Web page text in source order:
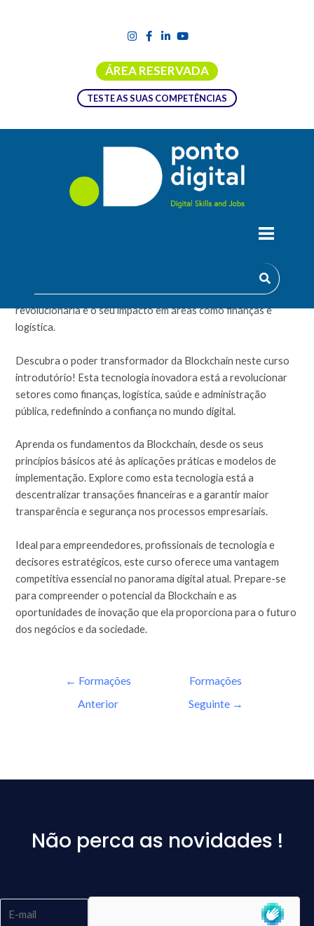
ÁREA RESERVADA
TESTE AS SUAS COMPETÊNCIAS
Mergulha no universo da Blockchain com o nosso curso
introdutório! Descobre os alicerces desta tecnologia
revolucionária e o seu impacto em áreas como finanças e
logística.
Descubra o poder transformador da Blockchain neste curso
introdutório! Esta tecnologia inovadora está a revolucionar
setores como finanças, logística, saúde e administração
pública, redefinindo a confiança no mundo digital.
Aprenda os fundamentos da Blockchain, desde os seus
princípios básicos até às aplicações práticas e modelos de
implementação. Explore como esta tecnologia está a
descentralizar transações financeiras e a garantir maior
transparência e segurança nos processos empresariais.
Ideal para empreendedores, profissionais de tecnologia e
decisores estratégicos, este curso oferece uma vantagem
competitiva essencial no panorama digital atual. Prepare-se
para compreender o potencial da Blockchain e as
oportunidades de inovação que ela proporciona para o futuro
dos negócios e da sociedade.
← Formações
Anterior
Formações
Seguinte →
Não perca as novidades !